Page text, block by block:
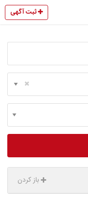
ثبت آگهی
باز کردن